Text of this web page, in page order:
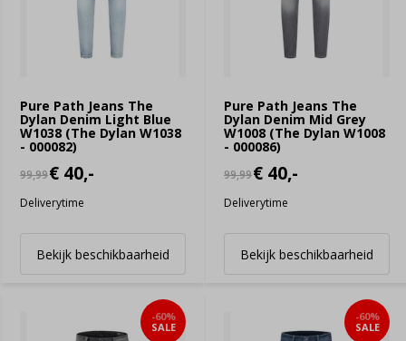
Pure Path Jeans The
Dylan Denim Light Blue
W1038 (The Dylan W1038
- 000082)
99,99€ 40,-
Deliverytime
Bekijk beschikbaarheid
Pure Path Jeans The
Dylan Denim Mid Grey
W1008 (The Dylan W1008
- 000086)
99,99€ 40,-
Deliverytime
Bekijk beschikbaarheid
-60%
SALE
-60%
SALE